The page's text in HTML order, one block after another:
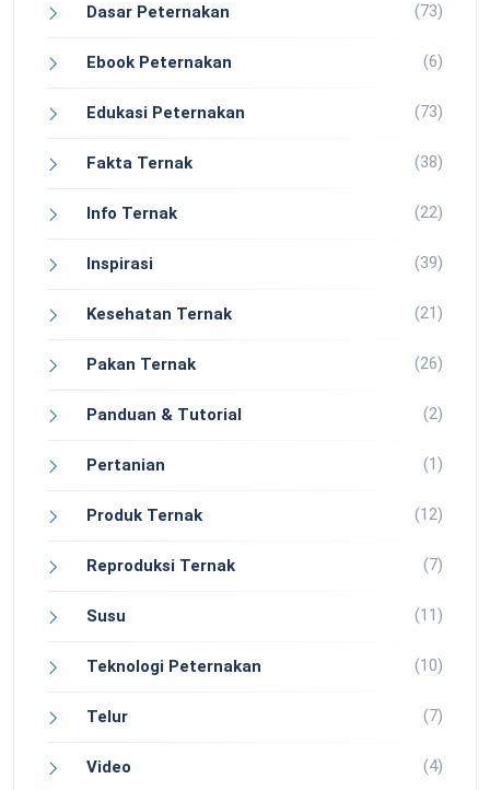
Dasar Peternakan (73)
Ebook Peternakan (6)
Edukasi Peternakan (73)
Fakta Ternak (38)
Info Ternak (22)
Inspirasi (39)
Kesehatan Ternak (21)
Pakan Ternak (26)
Panduan & Tutorial (2)
Pertanian (1)
Produk Ternak (12)
Reproduksi Ternak (7)
Susu (11)
Teknologi Peternakan (10)
Telur (7)
Video (4)